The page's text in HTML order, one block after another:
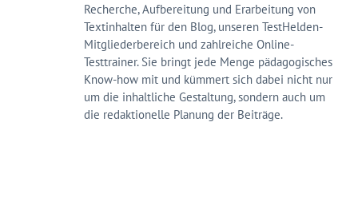
Recherche, Aufbereitung und Erarbeitung von
Textinhalten für den Blog, unseren TestHelden-
Mitgliederbereich und zahlreiche Online-
Testtrainer. Sie bringt jede Menge pädagogisches
Know-how mit und kümmert sich dabei nicht nur
um die inhaltliche Gestaltung, sondern auch um
die redaktionelle Planung der Beiträge.